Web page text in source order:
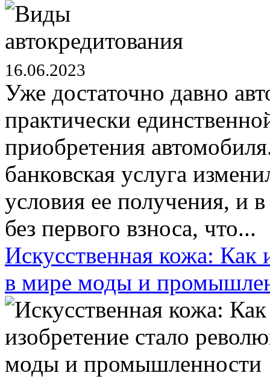
16.06.2023
Уже достаточно давно
практически
приобретения
банковская услуга
условия ее получения, и
без первого взноса, что...
Искусственная кожа: Как
в мире моды и